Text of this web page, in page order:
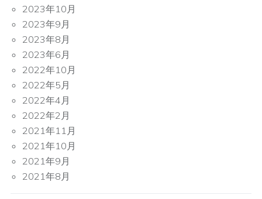
2023年10月
2023年9月
2023年8月
2023年6月
2022年10月
2022年5月
2022年4月
2022年2月
2021年11月
2021年10月
2021年9月
2021年8月